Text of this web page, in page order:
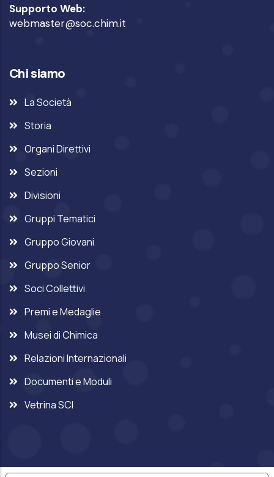
Supporto Web:
webmaster@soc.chim.it
Chi siamo
La Società
Storia
Organi Direttivi
Sezioni
Divisioni
Gruppi Tematici
Gruppo Giovani
Gruppo Senior
Soci Collettivi
Premi e Medaglie
Musei di Chimica
Relazioni Internazionali
Documenti e Moduli
Vetrina SCI